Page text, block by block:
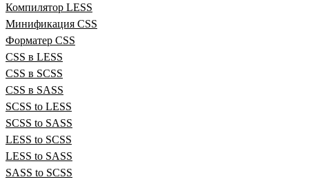
Компилятор LESS
Минификация CSS
Форматер CSS
CSS в LESS
CSS в SCSS
CSS в SASS
SCSS to LESS
SCSS to SASS
LESS to SCSS
LESS to SASS
SASS to SCSS